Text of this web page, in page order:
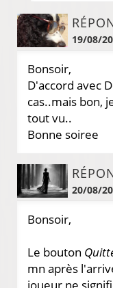
19/08/
Bonsoir,
D'accord avec
cas..mais bon,
tout vu..
Bonne soiree
20/08/
Bonsoir,
Le bouton
mn après
joueur ne